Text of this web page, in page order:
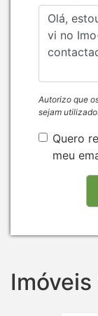
Autorizo que
sejam
Quero
meu